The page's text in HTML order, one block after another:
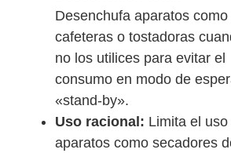
Desenchufa aparatos como
cafeteras o tostadoras
no los utilices para evitar el
consumo en modo de
«stand-by».
Uso racional: Limita el uso
aparatos como secadores